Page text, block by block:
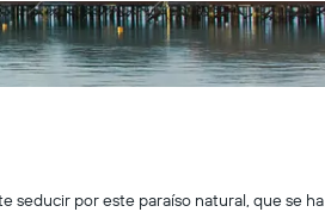
seducir por este paraíso natural, que se ha